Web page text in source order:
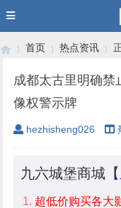
首页
›
热点资讯
成都太古里明确禁
像权警示牌
hezhisheng026
九六城堡商城【
超低价购买各大